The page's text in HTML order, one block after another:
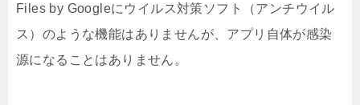
Files by Googleにウイルス対策ソフト（アンチウイル
ス）のような機能はありませんが、アプリ自体が感染
源になることはありません。